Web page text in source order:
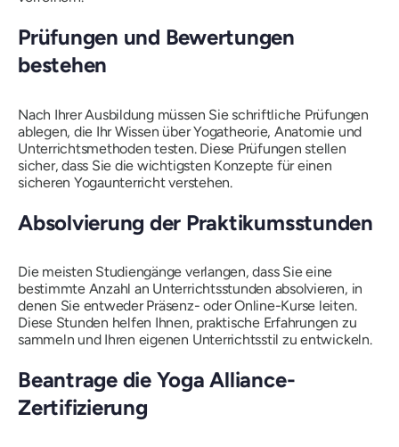
Prüfungen und Bewertungen
bestehen
Nach Ihrer Ausbildung müssen Sie schriftliche Prüfungen
ablegen, die Ihr Wissen über Yogatheorie, Anatomie und
Unterrichtsmethoden testen. Diese Prüfungen stellen
sicher, dass Sie die wichtigsten Konzepte für einen
sicheren Yogaunterricht verstehen.
Absolvierung der Praktikumsstunden
Die meisten Studiengänge verlangen, dass Sie eine
bestimmte Anzahl an Unterrichtsstunden absolvieren, in
denen Sie entweder Präsenz- oder Online-Kurse leiten.
Diese Stunden helfen Ihnen, praktische Erfahrungen zu
sammeln und Ihren eigenen Unterrichtsstil zu entwickeln.
Beantrage die Yoga Alliance-
Zertifizierung